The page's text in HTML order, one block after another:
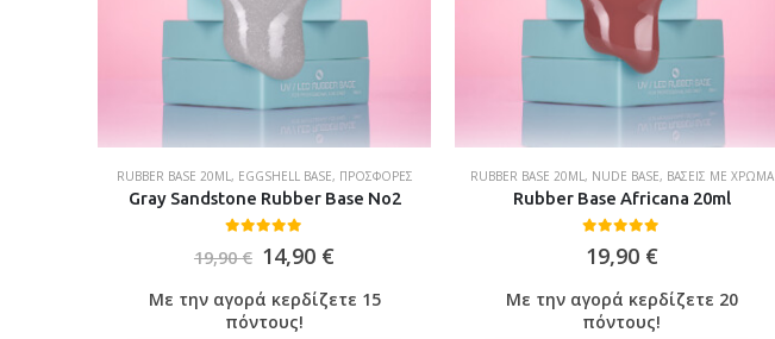
RUBBER BASE 20ML , EGGSHELL BASE, ΠΡΟΣΦΟΡΈΣ
Gray Sandstone Rubber Base No2
19,90€ 14,90 €
Με την αγορά κερδίζετε 15
πόντους!
RUBBER BASE 20ML , NUDE BASE, ΒΆΣΕΙΣ ΜΕ ΧΡΏΜΑ
Rubber Base Africana 20ml
19,90 €
Με την αγορά κερδίζετε 20
πόντους!